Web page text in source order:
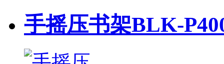
手摇压书架BLK-